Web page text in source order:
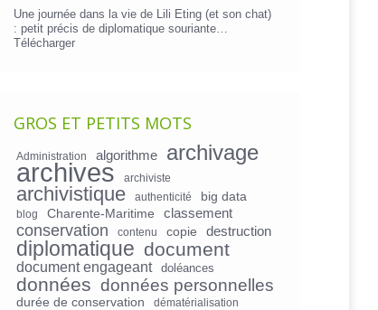
Une journée dans la vie de Lili Eting (et son chat)
: petit précis de diplomatique souriante…
Télécharger
GROS ET PETITS MOTS
Administration algorithme archivage
archives archiviste
archivistique authenticité big data
blog Charente-Maritime classement
conservation contenu copie destruction
diplomatique document
document engageant doléances
données données personnelles
durée de conservation
dématérialisation